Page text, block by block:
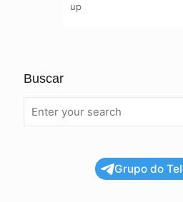
up
Buscar
Grupo do